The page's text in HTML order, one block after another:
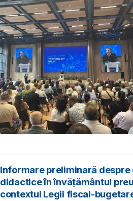
Informare preliminară
didactice în învățământul
contextul Legii fiscal-